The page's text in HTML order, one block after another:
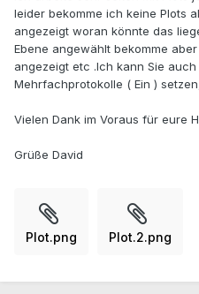
leider bekomme ich keine Plots
angezeigt woran könnte das
Ebene angewählt bekomme
angezeigt etc .Ich kann Sie
Mehrfachprotokolle ( Ein )
Vielen Dank im Voraus für eure
Grüße David
Plot.png Plot.2.png